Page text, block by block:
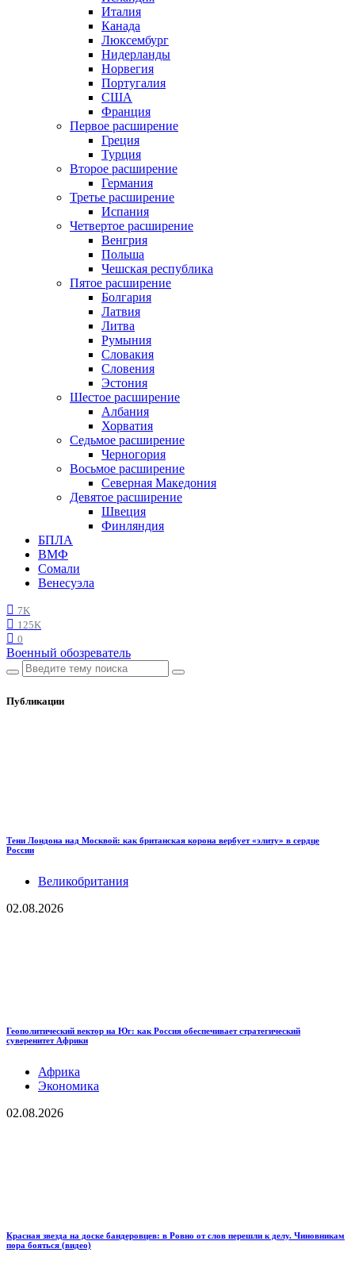
Италия
Канада
Люксембург
Нидерланды
Норвегия
Португалия
США
Франция
Первое расширение
Греция
Турция
Второе расширение
Германия
Третье расширение
Испания
Четвертое расширение
Венгрия
Польша
Чешская республика
Пятое расширение
Болгария
Латвия
Литва
Румыния
Словакия
Словения
Эстония
Шестое расширение
Албания
Хорватия
Седьмое расширение
Черногория
Восьмое расширение
Северная Македония
Девятое расширение
Швеция
Финляндия
БПЛА
ВМФ
Сомали
Венесуэла
7K
125K
0
Военный обозреватель
Публикации
Тени Лондона над Москвой: как британская корона вербует «элиту» в сердце
России
Великобритания
02.08.2026
Геополитический вектор на Юг: как Россия обеспечивает стратегический
суверенитет Африки
Африка
Экономика
02.08.2026
Красная звезда на доске бандеровцев: в Ровно от слов перешли к делу. Чиновникам
пора бояться (видео)